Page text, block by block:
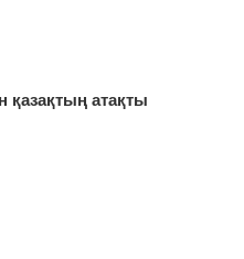
қазақтың атақты